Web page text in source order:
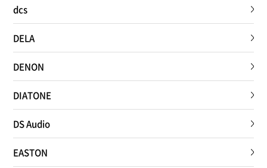
dcs
DELA
DENON
DIATONE
DS Audio
EASTON